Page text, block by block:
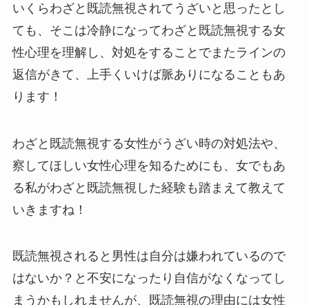
いくらわざと既読無視されてうざいと思ったとし
ても、そこは冷静になってわざと既読無視する女
性心理を理解し、対処をすることでまたラインの
返信がきて、上手くいけば脈ありになることもあ
ります！
わざと既読無視する女性がうざい時の対処法や、
察してほしい女性心理を知るためにも、女でもあ
る私がわざと既読無視した経験も踏まえて教えて
いきますね！
既読無視されると男性は自分は嫌われているので
はないか？と不安になったり自信がなくなってし
まうかもしれませんが、既読無視の理由には女性